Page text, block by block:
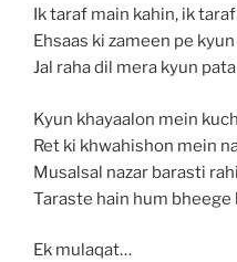
Ik taraf main kahin, ik
Ehsaas ki zameen pe
Jal raha dil mera kyun
Kyun khayaalon mein
Ret ki khwahishon mein
Musalsal nazar barasti rahi
Taraste hain hum bheege
Ek mulaqat…